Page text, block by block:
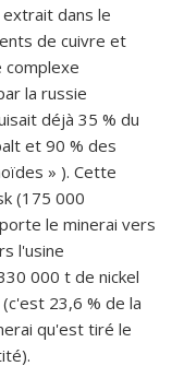
dans le
de cuivre et
complexe
la russie
déjà 35 % du
et 90 % des
» ). Cette
(175 000
le minerai vers
l'usine
000 t de nickel
23,6 % de la
qu'est tiré le